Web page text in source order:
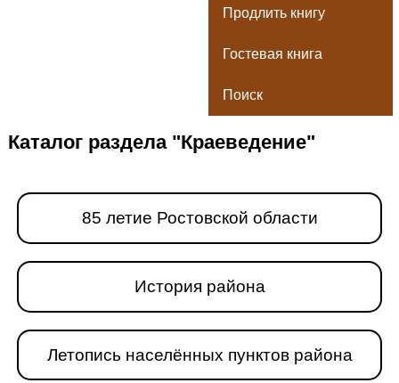
Продлить книгу
Гостевая книга
Поиск
Каталог раздела "Краеведение"
85 летиe Ростовской области
История района
Летопись населённых пунктов района